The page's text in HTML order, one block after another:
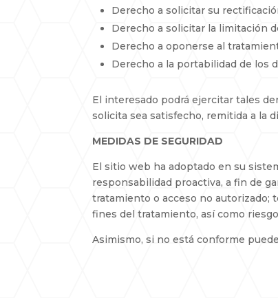
Derecho a solicitar su
Derecho a solicitar la limitación
Derecho a oponerse al
Derecho a la portabilidad de los
El interesado podrá ejercitar tales
solicita sea satisfecho, remitida a la
MEDIDAS DE SEGURIDAD
El sitio web ha adoptado en su
responsabilidad proactiva, a fin de
tratamiento o acceso no autorizado;
fines del tratamiento, así como
Asimismo, si no está conforme